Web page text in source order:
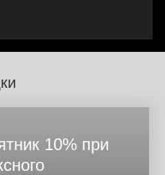
10% при